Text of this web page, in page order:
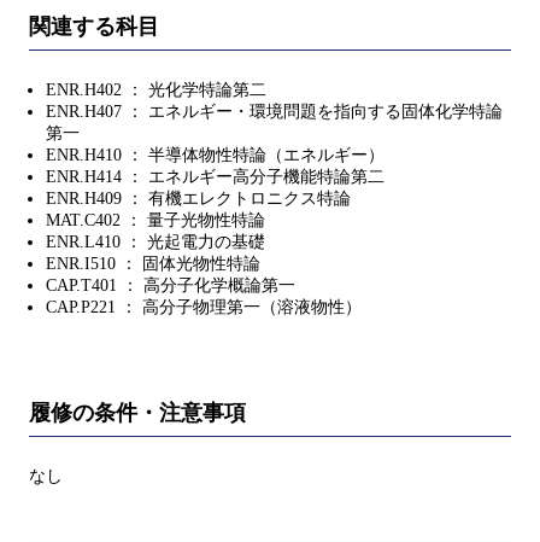
関連する科目
ENR.H402 ： 光化学特論第二
ENR.H407 ： エネルギー・環境問題を指向する固体化学特論
第一
ENR.H410 ： 半導体物性特論（エネルギー）
ENR.H414 ： エネルギー高分子機能特論第二
ENR.H409 ： 有機エレクトロニクス特論
MAT.C402 ： 量子光物性特論
ENR.L410 ： 光起電力の基礎
ENR.I510 ： 固体光物性特論
CAP.T401 ： 高分子化学概論第一
CAP.P221 ： 高分子物理第一（溶液物性）
履修の条件・注意事項
なし